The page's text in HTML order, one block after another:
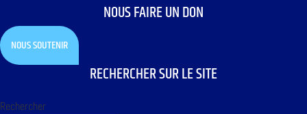
NOUS FAIRE UN DON
NOUS SOUTENIR
RECHERCHER SUR LE SITE
Rechercher